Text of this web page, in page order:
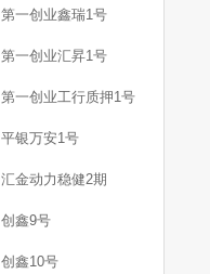
第一创业鑫瑞1号
第一创业汇昇1号
第一创业工行质押1号
平银万安1号
汇金动力稳健2期
创鑫9号
创鑫10号